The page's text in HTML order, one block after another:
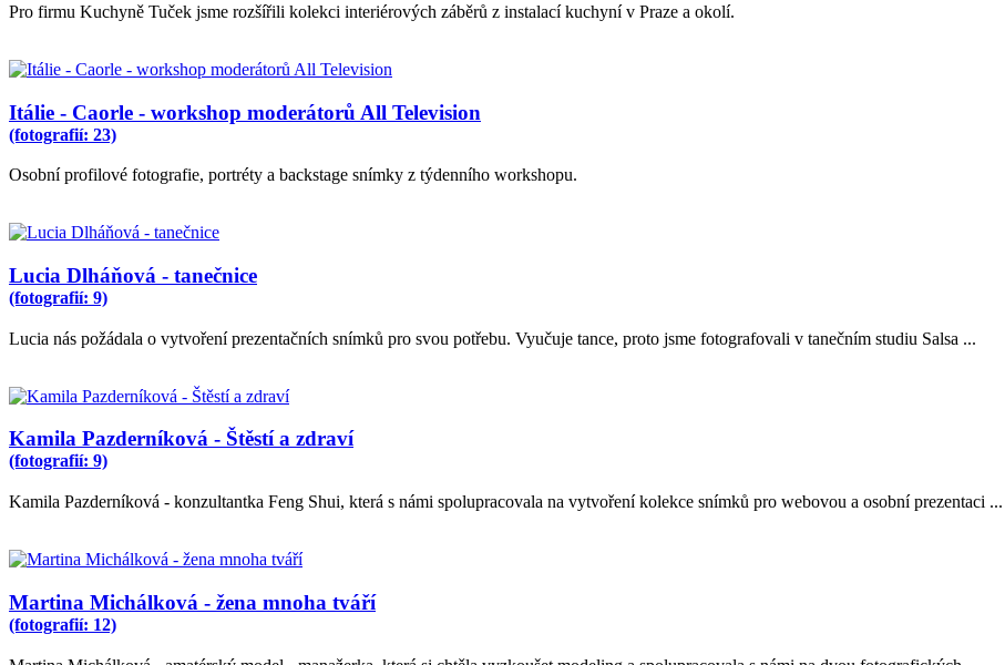
Pro firmu Kuchyně Tuček jsme rozšířili kolekci interiérových záběrů z instalací kuchyní v Praze a okolí.
Itálie - Caorle - workshop moderátorů All Television
(fotografií: 23)
Osobní profilové fotografie, portréty a backstage snímky z týdenního workshopu.
Lucia Dlháňová - tanečnice
(fotografií: 9)
Lucia nás požádala o vytvoření prezentačních snímků pro svou potřebu. Vyučuje tance, proto jsme fotografovali v tanečním studiu Salsa ...
Kamila Pazderníková - Štěstí a zdraví
(fotografií: 9)
Kamila Pazderníková - konzultantka Feng Shui, která s námi spolupracovala na vytvoření kolekce snímků pro webovou a osobní prezentaci ...
Martina Michálková - žena mnoha tváří
(fotografií: 12)